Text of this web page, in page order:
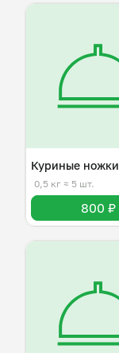
Куриные ножки
0,5 кг ≈ 5 шт.
800 ₽